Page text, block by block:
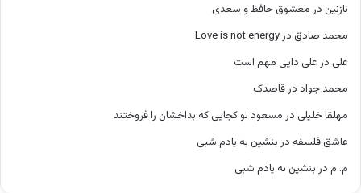
نازنین در معشوق حافظ و سعدی
محمد صادق در Love is not energy
علی در علی دایی مهم است
محمد جواد در قاصدک
مهلقا خلیلی در مسعود تو کجایی که بداخشان را فروختند
عاشق فلسفه در بنشین به یادم شبی
م. م در بنشین به یادم شبی